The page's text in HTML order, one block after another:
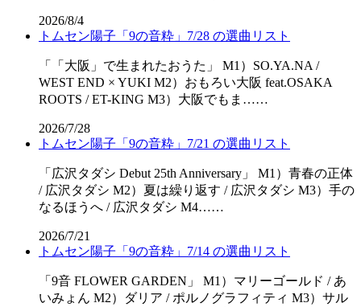
2026/8/4
トムセン陽子「9の音粋」7/28 の選曲リスト
「「⼤阪」で⽣まれたおうた」 M1）SO.YA.NA /
WEST END × YUKI M2）おもろい大阪 feat.OSAKA
ROOTS / ET-KING M3）大阪でもま……
2026/7/28
トムセン陽子「9の音粋」7/21 の選曲リスト
「広沢タダシ Debut 25th Anniversary」 M1）青春の正体
/ 広沢タダシ M2）夏は繰り返す / 広沢タダシ M3）手の
なるほうへ / 広沢タダシ M4……
2026/7/21
トムセン陽子「9の音粋」7/14 の選曲リスト
「9音 FLOWER GARDEN」 M1）マリーゴールド / あ
いみょん M2）ダリア / ポルノグラフィティ M3）サル